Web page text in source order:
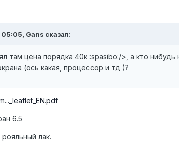
05:05, Gans сказал:
там цена порядка 40к :spasibo:/>, а кто нибудь
(ось какая, процессор и тд )?
6.5
лак.